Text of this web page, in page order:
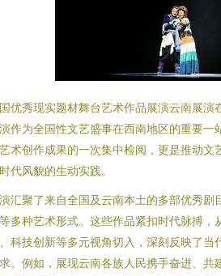
优秀现实题材舞台艺术作品展演云南展演
作为全国性文艺盛事在西南地区的重要一
术创作成果的一次集中检阅，更是推动文
代风貌的生动实践。
汇聚了来自全国及云南本土的多部优秀剧
多种艺术形式。这些作品紧扣时代脉搏，
科技创新等多元视角切入，深刻反映了当
。例如，展现云南各族人民携手奋进、共